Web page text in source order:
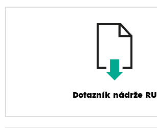
Dotazník nádrže RU